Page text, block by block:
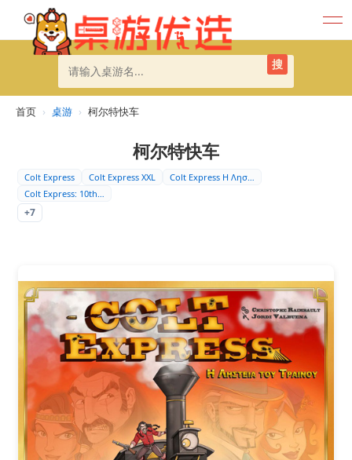
搜
首页 › 桌游 › 柯尔特快车
柯尔特快车
Colt Express Colt Express XXL
Colt Express Η Λησ…
Colt Express: 10th…
+7